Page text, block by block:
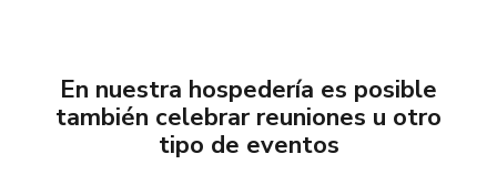
En nuestra hospedería es posible
también celebrar reuniones u otro
tipo de eventos